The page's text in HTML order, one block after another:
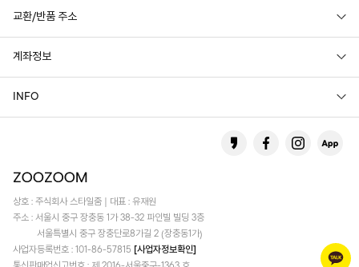
교환/반품 주소
계좌정보
INFO
상호 : 주식회사 스타일줌 | 대표 : 유재원
주소 : 서울시 중구 장충동 1가 38-32 파인빌 빌딩 3층
서울특별시 중구 장충단로8가길 2 (장충동1가)
사업자등록번호 : 101-86-57815 [사업자정보확인]